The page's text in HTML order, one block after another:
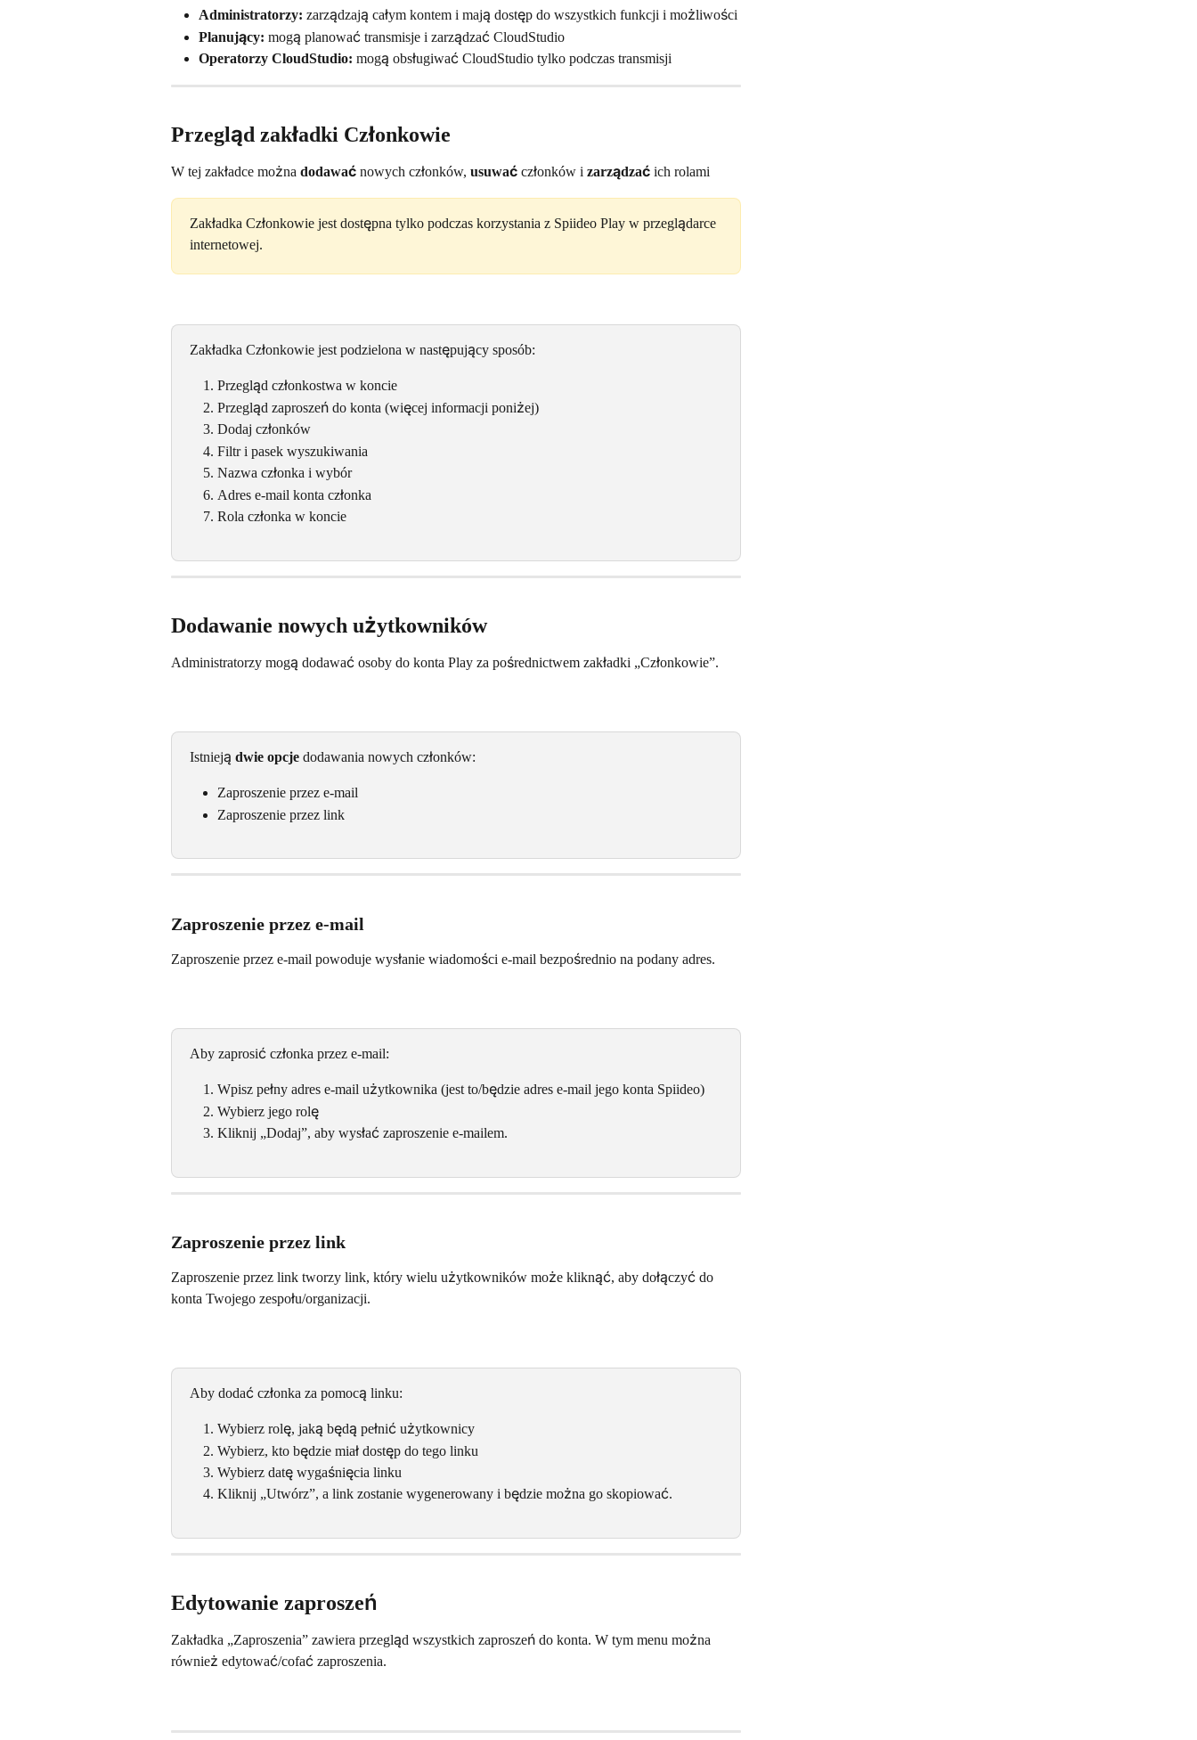
Administratorzy: zarządzają całym kontem i mają dostęp do wszystkich funkcji i możliwości
Planujący: mogą planować transmisje i zarządzać CloudStudio
Operatorzy CloudStudio: mogą obsługiwać CloudStudio tylko podczas transmisji
Przegląd zakładki Członkowie
W tej zakładce można dodawać nowych członków, usuwać członków i zarządzać ich rolami
Zakładka Członkowie jest dostępna tylko podczas korzystania z Spiideo Play w przeglądarce
internetowej.
Zakładka Członkowie jest podzielona w następujący sposób:
Przegląd członkostwa w koncie
Przegląd zaproszeń do konta (więcej informacji poniżej)
Dodaj członków
Filtr i pasek wyszukiwania
Nazwa członka i wybór
Adres e-mail konta członka
Rola członka w koncie
Dodawanie nowych użytkowników
Administratorzy mogą dodawać osoby do konta Play za pośrednictwem zakładki „Członkowie”.
Istnieją dwie opcje dodawania nowych członków:
Zaproszenie przez e-mail
Zaproszenie przez link
Zaproszenie przez e-mail
Zaproszenie przez e-mail powoduje wysłanie wiadomości e-mail bezpośrednio na podany adres.
Aby zaprosić członka przez e-mail:
Wpisz pełny adres e-mail użytkownika (jest to/będzie adres e-mail jego konta Spiideo)
Wybierz jego rolę
Kliknij „Dodaj”, aby wysłać zaproszenie e-mailem.
Zaproszenie przez link
Zaproszenie przez link tworzy link, który wielu użytkowników może kliknąć, aby dołączyć do
konta Twojego zespołu/organizacji.
Aby dodać członka za pomocą linku:
Wybierz rolę, jaką będą pełnić użytkownicy
Wybierz, kto będzie miał dostęp do tego linku
Wybierz datę wygaśnięcia linku
Kliknij „Utwórz”, a link zostanie wygenerowany i będzie można go skopiować.
Edytowanie zaproszeń
Zakładka „Zaproszenia” zawiera przegląd wszystkich zaproszeń do konta. W tym menu można
również edytować/cofać zaproszenia.